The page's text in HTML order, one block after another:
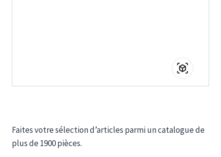
Faites votre sélection d’articles parmi un catalogue de
plus de 1900 pièces.